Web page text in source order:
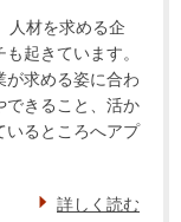
人材を求める企
起きています。
が求める姿に合わ
できること、活か
いるところへアプ
詳しく読む